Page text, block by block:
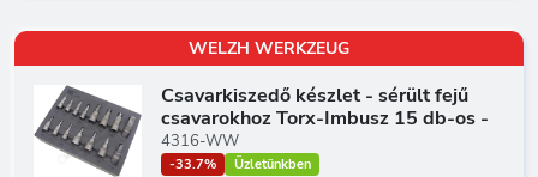
WELZH WERKZEUG
Csavarkiszedő készlet - sérült fejű
csavarokhoz Torx-Imbusz 15 db-os -
4316-WW
-33.7% Üzletünkben